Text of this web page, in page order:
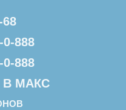
68
0-888
0-888
В МАКС